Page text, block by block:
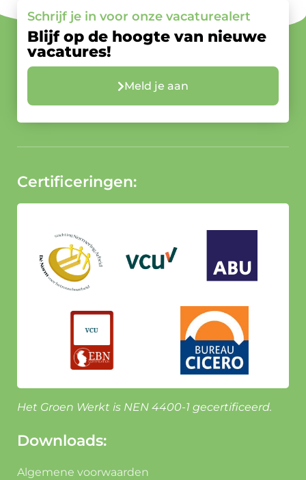
Schrijf je in voor onze vacaturealert
Blijf op de hoogte van nieuwe
vacatures!
Meld je aan
Certificeringen:
Het Groen Werkt is NEN 4400-1 gecertificeerd.
Downloads:
Algemene voorwaarden